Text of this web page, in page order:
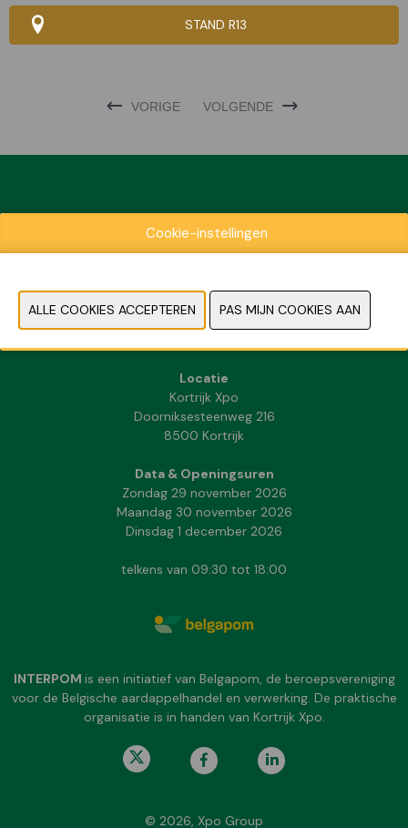
STAND R13
VORIGE VOLGENDE
Praktische informatie
Pers- en beeldmateriaal
Locatie
Kortrijk Xpo
Doorniksesteenweg 216
8500 Kortrijk
Data & Openingsuren
Zondag 29 november 2026
Maandag 30 november 2026
Dinsdag 1 december 2026
telkens van 09:30 tot 18:00
INTERPOM is een initiatief van Belgapom, de beroepsvereniging
voor de Belgische aardappelhandel en verwerking. De praktische
organisatie is in handen van Kortrijk Xpo.
© 2026, Xpo Group
Cookie-instellingen